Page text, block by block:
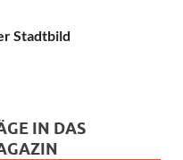
Stadtbild
IN DAS